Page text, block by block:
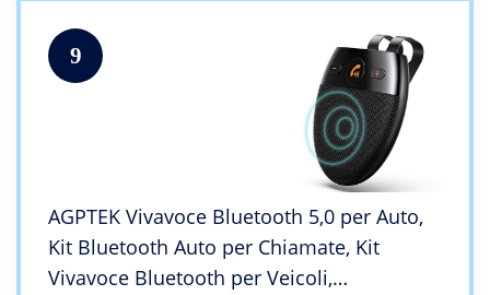
9
AGPTEK Vivavoce Bluetooth 5,0 per Auto,
Kit Bluetooth Auto per Chiamate, Kit
Vivavoce Bluetooth per Veicoli,